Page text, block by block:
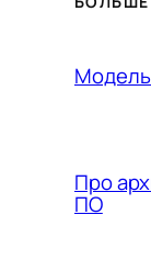
Про
ПО